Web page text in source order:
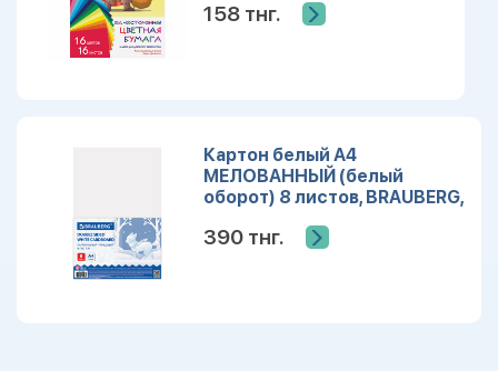
113540
158 тнг.
Картон белый А4
МЕЛОВАННЫЙ (белый
оборот) 8 листов, BRAUBERG,
390 тнг.